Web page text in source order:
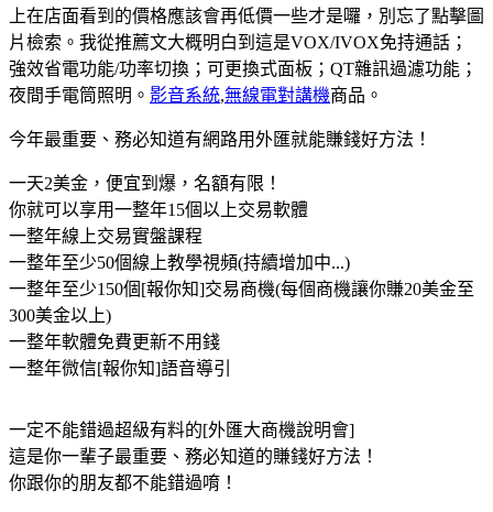
上在店面看到的價格應該會再低價一些才是囉，別忘了點擊圖
片檢索。我從推薦文大概明白到這是VOX/IVOX免持通話；
強效省電功能/功率切換；可更換式面板；QT雜訊過濾功能；
夜間手電筒照明。 影音系統,無線電對講機商品。
今年最重要、務必知​道有網路用外匯就能賺錢好方法！
一天2美金，便宜到爆，名額有限！
你就可以享用一整年15個以上交易軟體
一整年線上交易實盤課程
一整年至少50個線上教學視頻(持續增加中...)
一整年至少150個[報你知]交易商機(每個商機讓你賺20美金至
300美金以上)
一整年軟體免費更新不用錢
一整年微信[報你知]語音導引
一定不能錯過超級有料的[外匯大商機說明會]
這是你一輩子最重要、務必知道的賺錢好方法！
你跟你的朋友都不能錯過唷！